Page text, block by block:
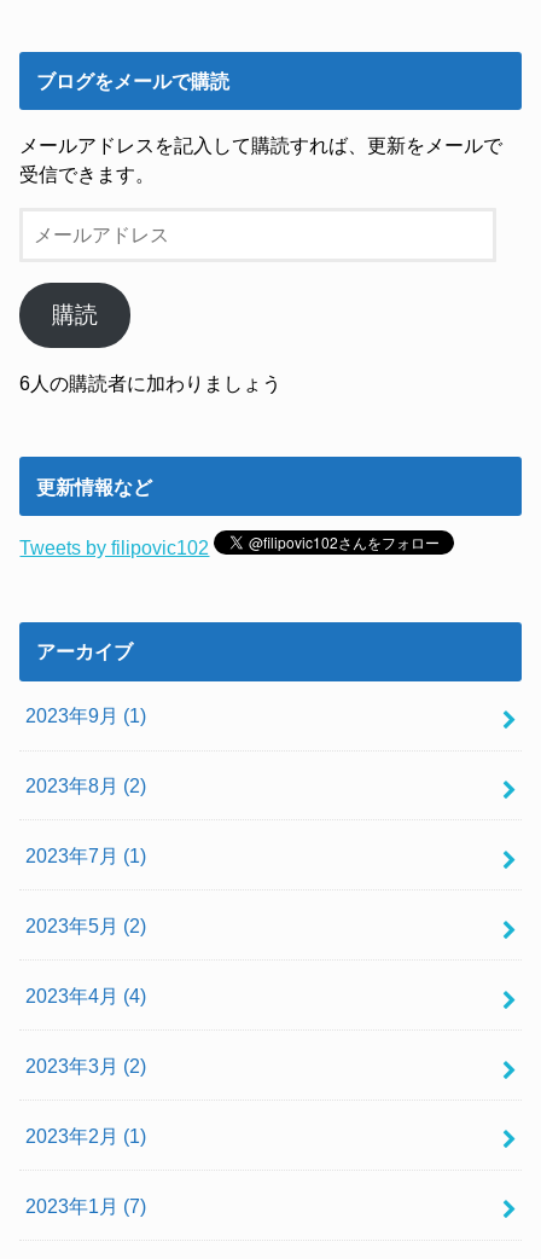
ブログをメールで購読
メールアドレスを記入して購読すれば、更新をメールで
受信できます。
ー
ア
ド
ス
購読
6人の購読者に加わりましょう
更新情報など
Tweets by filipovic102
アーカイブ
2023年9月 (1)
2023年8月 (2)
2023年7月 (1)
2023年5月 (2)
2023年4月 (4)
2023年3月 (2)
2023年2月 (1)
2023年1月 (7)